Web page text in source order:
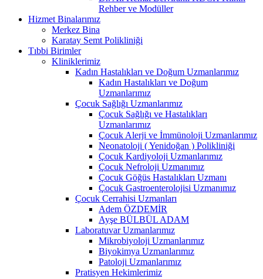
Rehber ve Modüller
Hizmet Binalarımız
Merkez Bina
Karatay Semt Polikliniği
Tıbbi Birimler
Kliniklerimiz
Kadın Hastalıkları ve Doğum Uzmanlarımız
Kadın Hastalıkları ve Doğum
Uzmanlarımız
Çocuk Sağlığı Uzmanlarımız
Çocuk Sağlığı ve Hastalıkları
Uzmanlarımız
Çocuk Alerji ve İmmünoloji Uzmanlarımız
Neonatoloji ( Yenidoğan ) Polikliniği
Çocuk Kardiyoloji Uzmanlarımız
Çocuk Nefroloji Uzmanımız
Çocuk Göğüs Hastalıkları Uzmanı
Çocuk Gastroenterolojisi Uzmanımız
Çocuk Cerrahisi Uzmanları
Adem ÖZDEMİR
Ayşe BÜLBÜL ADAM
Laboratuvar Uzmanlarımız
Mikrobiyoloji Uzmanlarımız
Biyokimya Uzmanlarımız
Patoloji Uzmanlarımız
Pratisyen Hekimlerimiz